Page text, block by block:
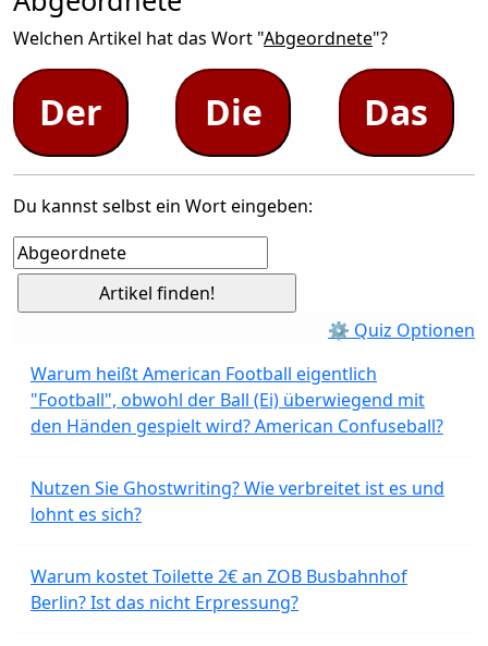
Welchen Artikel hat das Wort "Abgeordnete"?
Der Die Das
Du kannst selbst ein Wort eingeben:
⚙ Quiz Optionen
Warum heißt American Football eigentlich
"Football", obwohl der Ball (Ei) überwiegend mit
den Händen gespielt wird? American Confuseball?
Nutzen Sie Ghostwriting? Wie verbreitet ist es und
lohnt es sich?
Warum kostet Toilette 2€ an ZOB Busbahnhof
Berlin? Ist das nicht Erpressung?